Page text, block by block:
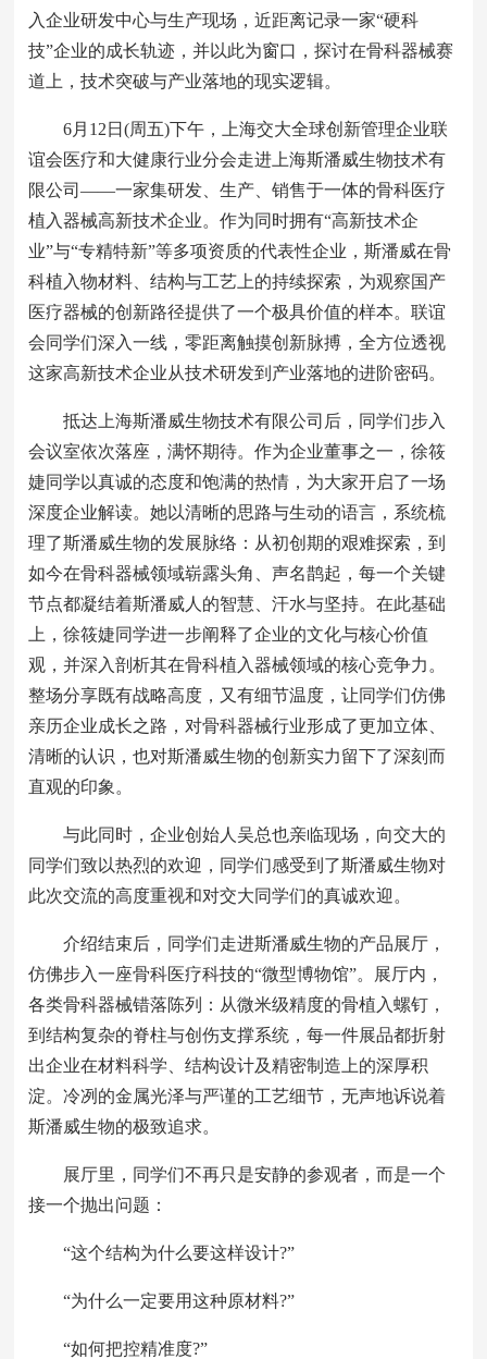
入企业研发中心与生产现场，近距离记录一家“硬科
技”企业的成长轨迹，并以此为窗口，探讨在骨科器械赛
道上，技术突破与产业落地的现实逻辑。
6月12日(周五)下午，上海交大全球创新管理企业联
谊会医疗和大健康行业分会走进上海斯潘威生物技术有
限公司——一家集研发、生产、销售于一体的骨科医疗
植入器械高新技术企业。作为同时拥有“高新技术企
业”与“专精特新”等多项资质的代表性企业，斯潘威在骨
科植入物材料、结构与工艺上的持续探索，为观察国产
医疗器械的创新路径提供了一个极具价值的样本。联谊
会同学们深入一线，零距离触摸创新脉搏，全方位透视
这家高新技术企业从技术研发到产业落地的进阶密码。
抵达上海斯潘威生物技术有限公司后，同学们步入
会议室依次落座，满怀期待。作为企业董事之一，徐筱
婕同学以真诚的态度和饱满的热情，为大家开启了一场
深度企业解读。她以清晰的思路与生动的语言，系统梳
理了斯潘威生物的发展脉络：从初创期的艰难探索，到
如今在骨科器械领域崭露头角、声名鹊起，每一个关键
节点都凝结着斯潘威人的智慧、汗水与坚持。在此基础
上，徐筱婕同学进一步阐释了企业的文化与核心价值
观，并深入剖析其在骨科植入器械领域的核心竞争力。
整场分享既有战略高度，又有细节温度，让同学们仿佛
亲历企业成长之路，对骨科器械行业形成了更加立体、
清晰的认识，也对斯潘威生物的创新实力留下了深刻而
直观的印象。
与此同时，企业创始人吴总也亲临现场，向交大的
同学们致以热烈的欢迎，同学们感受到了斯潘威生物对
此次交流的高度重视和对交大同学们的真诚欢迎。
介绍结束后，同学们走进斯潘威生物的产品展厅，
仿佛步入一座骨科医疗科技的“微型博物馆”。展厅内，
各类骨科器械错落陈列：从微米级精度的骨植入螺钉，
到结构复杂的脊柱与创伤支撑系统，每一件展品都折射
出企业在材料科学、结构设计及精密制造上的深厚积
淀。冷冽的金属光泽与严谨的工艺细节，无声地诉说着
斯潘威生物的极致追求。
展厅里，同学们不再只是安静的参观者，而是一个
接一个抛出问题：
“这个结构为什么要这样设计?”
“为什么一定要用这种原材料?”
“如何把控精准度?”